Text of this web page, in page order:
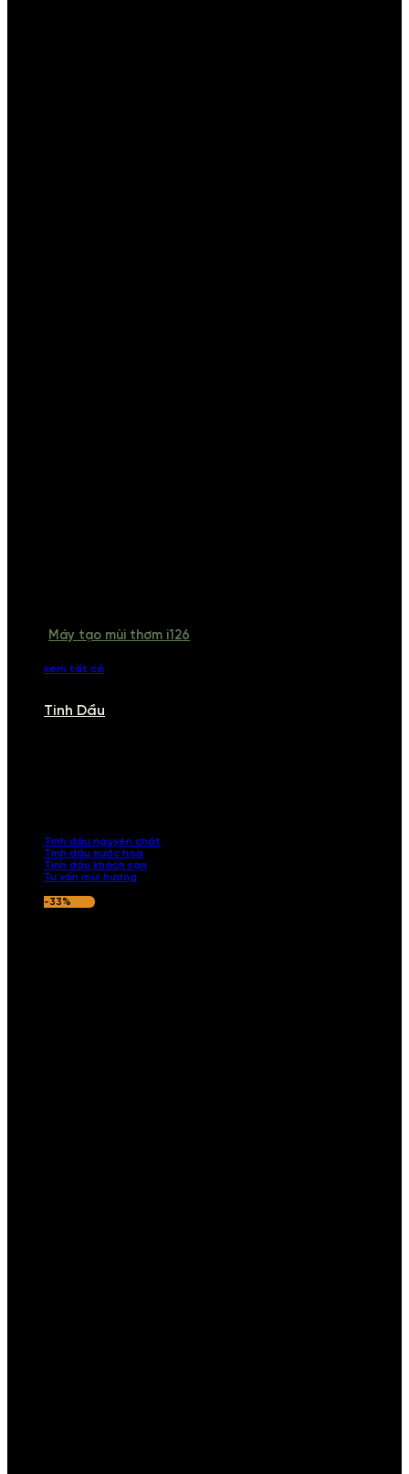
Máy tạo mùi thơm i126
xem tất cả
Tinh Dầu
Tinh dầu nguyên chất
Tinh dầu nước hoa
Tinh dầu khách sạn
Tư vấn mùi hương
-33%